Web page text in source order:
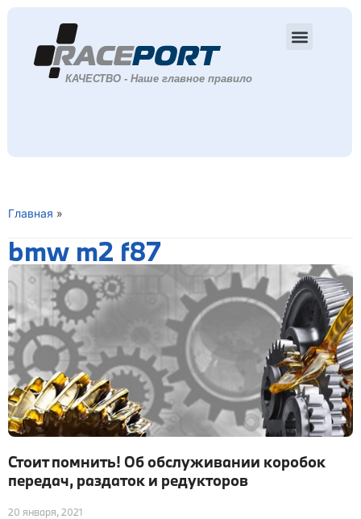
Главная »
bmw m2 f87
Стоит помнить! Об обслуживании коробок
передач, раздаток и редукторов
20 января, 2021